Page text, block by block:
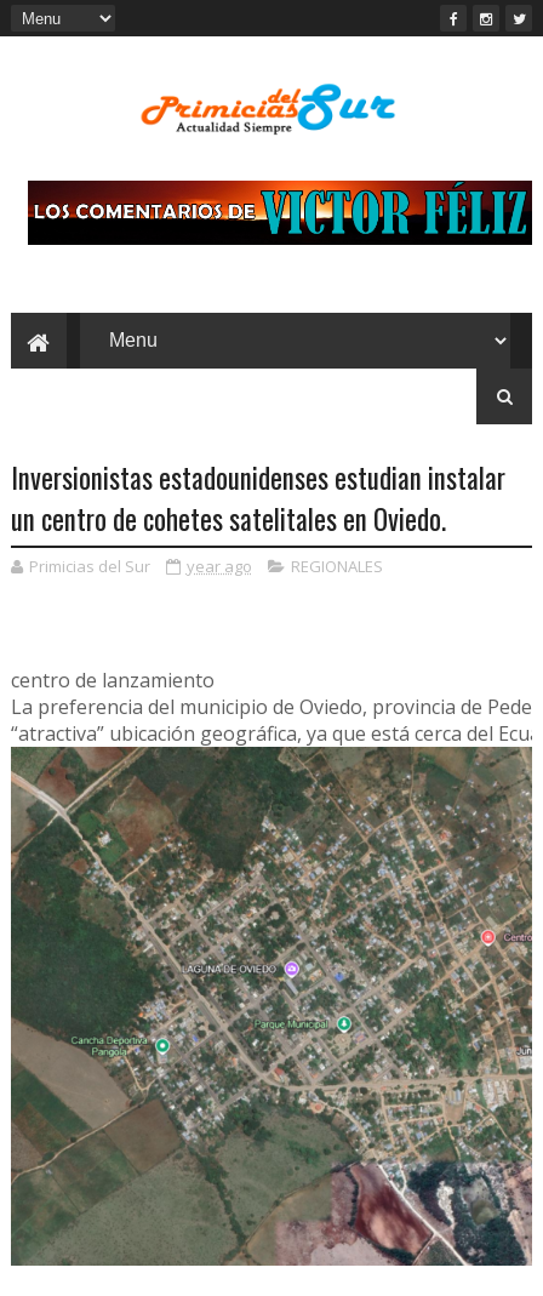
Inversionistas estadounidenses estudian instalar
un centro de cohetes satelitales en Oviedo.
Primicias del Sur year ago REGIONALES
centro de lanzamiento
La preferencia del municipio de Oviedo, provincia de
“atractiva” ubicación geográfica, ya que está cerca del